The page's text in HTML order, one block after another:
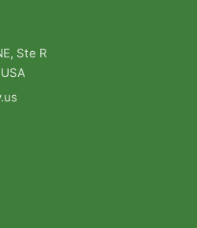
Ste R